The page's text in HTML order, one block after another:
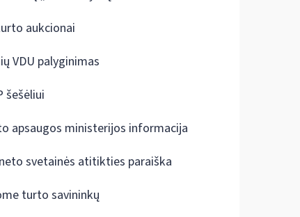
aukcionai
VDU palyginimas
šešėliui
apsaugos ministerijos informacija
svetainės atitikties paraiška
turto savininkų